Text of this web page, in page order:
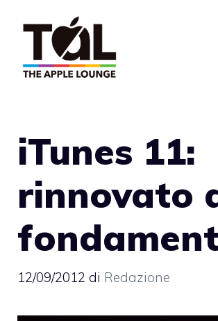
contenuto
iTunes 11:
rinnovato
12/09/2012 di Redazione